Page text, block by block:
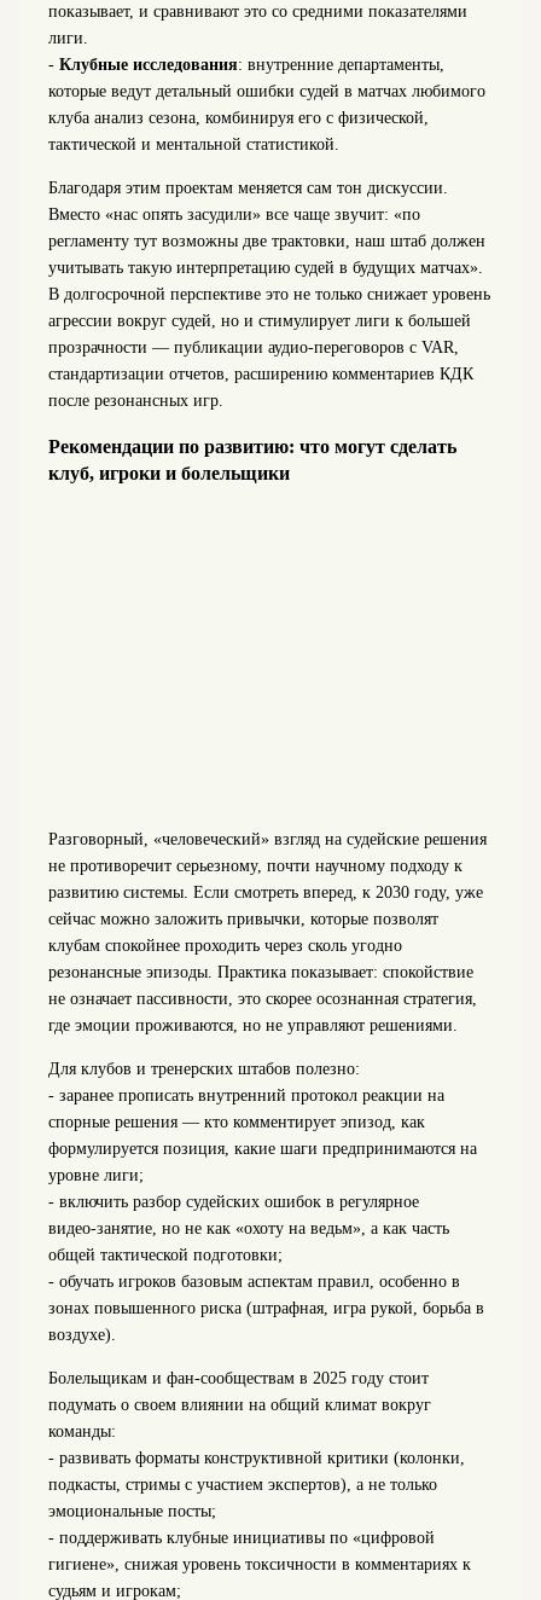
показывает, и сравнивают это со средними показателями
лиги.
- Клубные исследования: внутренние департаменты,
которые ведут детальный ошибки судей в матчах любимого
клуба анализ сезона, комбинируя его с физической,
тактической и ментальной статистикой.
Благодаря этим проектам меняется сам тон дискуссии.
Вместо «нас опять засудили» все чаще звучит: «по
регламенту тут возможны две трактовки, наш штаб должен
учитывать такую интерпретацию судей в будущих матчах».
В долгосрочной перспективе это не только снижает уровень
агрессии вокруг судей, но и стимулирует лиги к большей
прозрачности — публикации аудио-переговоров с VAR,
стандартизации отчетов, расширению комментариев КДК
после резонансных игр.
Рекомендации по развитию: что могут сделать
клуб, игроки и болельщики
Разговорный, «человеческий» взгляд на судейские решения
не противоречит серьезному, почти научному подходу к
развитию системы. Если смотреть вперед, к 2030 году, уже
сейчас можно заложить привычки, которые позволят
клубам спокойнее проходить через сколь угодно
резонансные эпизоды. Практика показывает: спокойствие
не означает пассивности, это скорее осознанная стратегия,
где эмоции проживаются, но не управляют решениями.
Для клубов и тренерских штабов полезно:
- заранее прописать внутренний протокол реакции на
спорные решения — кто комментирует эпизод, как
формулируется позиция, какие шаги предпринимаются на
уровне лиги;
- включить разбор судейских ошибок в регулярное
видео‑занятие, но не как «охоту на ведьм», а как часть
общей тактической подготовки;
- обучать игроков базовым аспектам правил, особенно в
зонах повышенного риска (штрафная, игра рукой, борьба в
воздухе).
Болельщикам и фан‑сообществам в 2025 году стоит
подумать о своем влиянии на общий климат вокруг
команды:
- развивать форматы конструктивной критики (колонки,
подкасты, стримы с участием экспертов), а не только
эмоциональные посты;
- поддерживать клубные инициативы по «цифровой
гигиене», снижая уровень токсичности в комментариях к
судьям и игрокам;